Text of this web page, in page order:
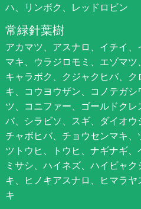
ハ、リンボク、レッドロビン
常緑針葉樹
アカマツ、アスナロ、イチイ
マキ、ウラジロモミ、エゾマツ
キャラボク、クジャクヒバ、
キ、コウヨウザン、コノテガ
ツ、コニファー、ゴールドク
バ、シラビソ、スギ、ダイオウ
チャボヒバ、チョウセンマキ、
ツトウヒ、トウヒ、ナギナギ
ミサシ、ハイネズ、ハイビャ
キ、ヒノキアスナロ、ヒマラ
キ